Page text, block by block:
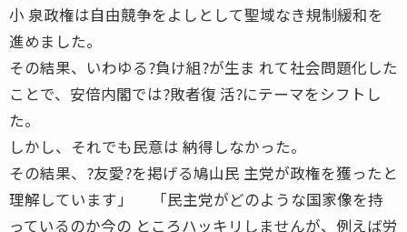
小 泉政権は自由競争をよしとして聖域なき規制緩和を
進めました。
その結果、いわゆる?負け組?が生ま れて社会問題化した
ことで、安倍内閣では?敗者復 活?にテーマをシフトし
た。
しかし、それでも民意は 納得しなかった。
その結果、?友愛?を掲げる鳩山民 主党が政権を獲ったと
理解しています」 「民主党がどのような国家像を持
っているのか今の ところハッキリしませんが、例えば労